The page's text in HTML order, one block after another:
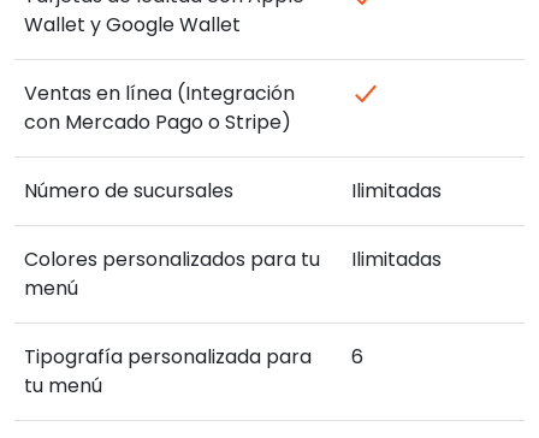
Wallet y Google Wallet
Ventas en línea (Integración
con Mercado Pago o Stripe)
Número de sucursales Ilimitadas
Colores personalizados para tu
menú
Ilimitadas
Tipografía personalizada para
tu menú
6